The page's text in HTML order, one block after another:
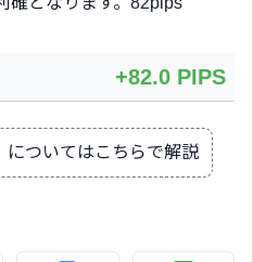
+82.0 PIPS
についてはこちらで解説